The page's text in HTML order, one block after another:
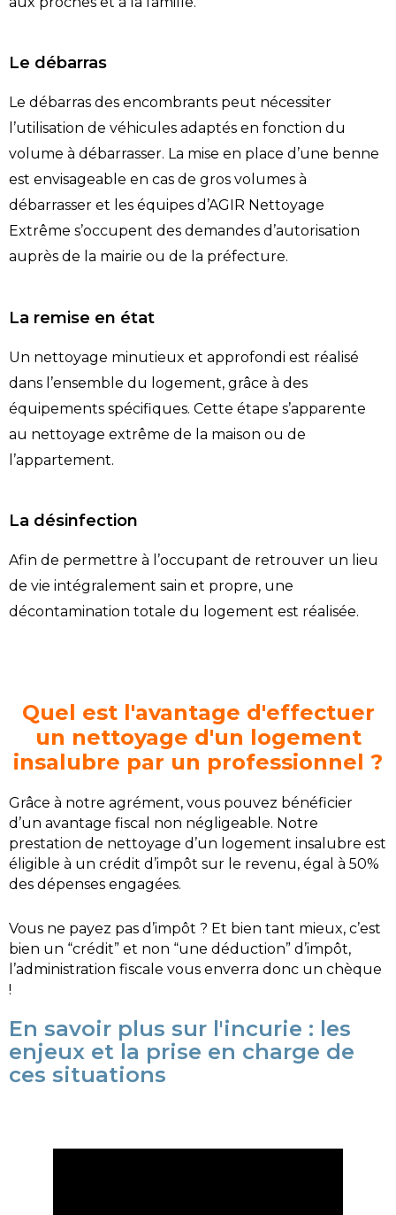
Le débarras
Le débarras des encombrants peut nécessiter
l’utilisation de véhicules adaptés en fonction du
volume à débarrasser. La mise en place d’une benne
est envisageable en cas de gros volumes à
débarrasser et les équipes d’AGIR Nettoyage
Extrême s’occupent des demandes d’autorisation
auprès de la mairie ou de la préfecture.
La remise en état
Un nettoyage minutieux et approfondi est réalisé
dans l’ensemble du logement, grâce à des
équipements spécifiques. Cette étape s’apparente
au nettoyage extrême de la maison ou de
l’appartement.
La désinfection
Afin de permettre à l’occupant de retrouver un lieu
de vie intégralement sain et propre, une
décontamination totale du logement est réalisée.
Quel est l'avantage d'effectuer
un nettoyage d'un logement
insalubre par un professionnel ?
Grâce à notre agrément, vous pouvez bénéficier
d’un avantage fiscal non négligeable. Notre
prestation de nettoyage d’un logement insalubre est
éligible à un crédit d’impôt sur le revenu, égal à 50%
des dépenses engagées.
Vous ne payez pas d’impôt ? Et bien tant mieux, c’est
bien un “crédit” et non “une déduction” d’impôt,
l’administration fiscale vous enverra donc un chèque
!
En savoir plus sur l'incurie : les
enjeux et la prise en charge de
ces situations​